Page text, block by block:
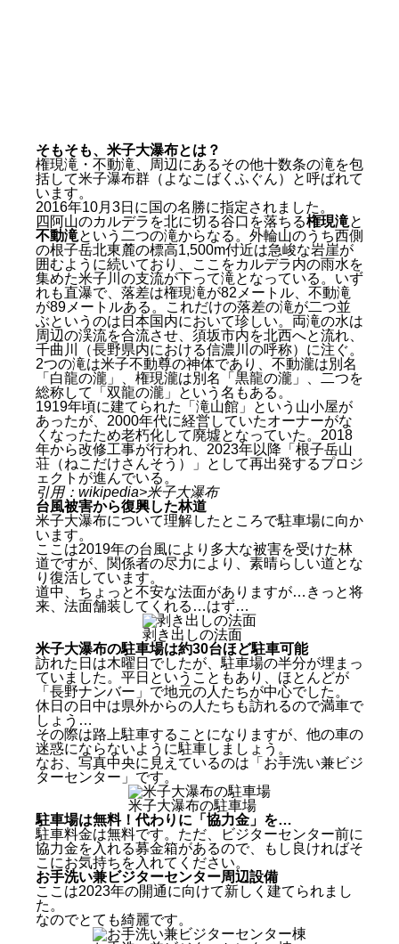
そもそも、米子大瀑布とは？
権現滝・不動滝、周辺にあるその他十数条の滝を包
括して米子瀑布群（よなこばくふぐん）と呼ばれて
います。
2016年10月3日に国の名勝に指定されました。
四阿山のカルデラを北に切る谷口を落ちる権現滝と
不動滝という二つの滝からなる。外輪山のうち西側
の根子岳北東麓の標高1,500m付近は急峻な岩崖が
囲むように続いており、ここをカルデラ内の雨水を
集めた米子川の支流が下って滝となっている。いず
れも直瀑で、落差は権現滝が82メートル、不動滝
が89メートルある。これだけの落差の滝が二つ並
ぶというのは日本国内において珍しい。両滝の水は
周辺の渓流を合流させ、須坂市内を北西へと流れ、
千曲川（長野県内における信濃川の呼称）に注ぐ。
2つの滝は米子不動尊の神体であり、不動瀧は別名
「白龍の瀧」、権現瀧は別名「黒龍の瀧」、二つを
総称して「双龍の瀧」という名もある。
1919年頃に建てられた「滝山館」という山小屋が
あったが、2000年代に経営していたオーナーがな
くなったため老朽化して廃墟となっていた。2018
年から改修工事が行われ、2023年以降「根子岳山
荘（ねこだけさんそう）」として再出発するプロジ
ェクトが進んでいる。
引用：wikipedia>米子大瀑布
台風被害から復興した林道
米子大瀑布について理解したところで駐車場に向か
います。
ここは2019年の台風により多大な被害を受けた林
道ですが、関係者の尽力により、素晴らしい道とな
り復活しています。
道中、ちょっと不安な法面がありますが…きっと将
来、法面舗装してくれる…はず…
剥き出しの法面
米子大瀑布の駐車場は約30台ほど駐車可能
訪れた日は木曜日でしたが、駐車場の半分が埋まっ
ていました。平日ということもあり、ほとんどが
「長野ナンバー」で地元の人たちが中心でした。
休日の日中は県外からの人たちも訪れるので満車で
しょう…
その際は路上駐車することになりますが、他の車の
迷惑にならないように駐車しましょう。
なお、写真中央に見えているのは「お手洗い兼ビジ
ターセンター」です。
米子大瀑布の駐車場
駐車場は無料！代わりに「協力金」を…
駐車料金は無料です。ただ、ビジターセンター前に
協力金を入れる募金箱があるので、もし良ければそ
こにお気持ちを入れてください。
お手洗い兼ビジターセンター周辺設備
ここは2023年の開通に向けて新しく建てられまし
た。
なのでとても綺麗です。